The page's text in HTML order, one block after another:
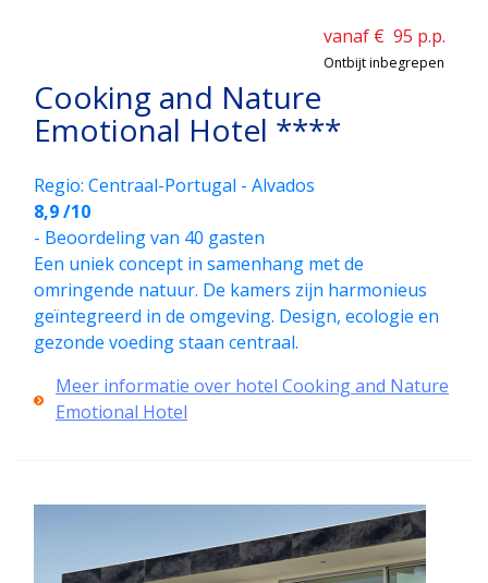
vanaf € 95 p.p.
Ontbijt inbegrepen
Cooking and Nature
Emotional Hotel ****
Regio: Centraal-Portugal - Alvados
8,9 /10
- Beoordeling van 40 gasten
Een uniek concept in samenhang met de
omringende natuur. De kamers zijn harmonieus
geïntegreerd in de omgeving. Design, ecologie en
gezonde voeding staan centraal.
Meer informatie over hotel Cooking and Nature
Emotional Hotel